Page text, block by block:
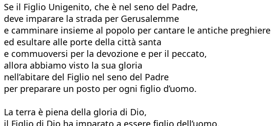
Se il Figlio Unigenito, che è nel seno del Padre,
deve imparare la strada per Gerusalemme
e camminare insieme al popolo per cantare le antiche preghiere
ed esultare alle porte della città santa
e commuoversi per la devozione e per il peccato,
allora abbiamo visto la sua gloria
nell’abitare del Figlio nel seno del Padre
per preparare un posto per ogni figlio d’uomo.
La terra è piena della gloria di Dio,
il Figlio di Dio ha imparato a essere figlio dell’uomo,